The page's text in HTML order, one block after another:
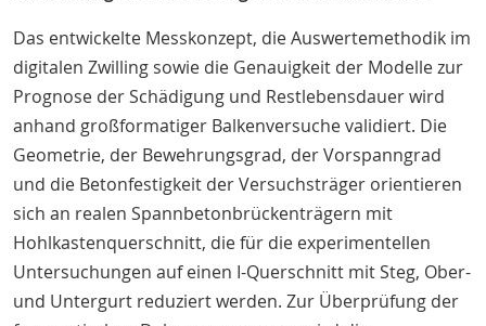
Das entwickelte Messkonzept, die Auswertemethodik im
digitalen Zwilling sowie die Genauigkeit der Modelle zur
Prognose der Schädigung und Restlebensdauer wird
anhand großformatiger Balkenversuche validiert. Die
Geometrie, der Bewehrungsgrad, der Vorspanngrad
und die Betonfestigkeit der Versuchsträger orientieren
sich an realen Spannbetonbrückenträgern mit
Hohlkastenquerschnitt, die für die experimentellen
Untersuchungen auf einen I-Querschnitt mit Steg, Ober-
und Untergurt reduziert werden. Zur Überprüfung der